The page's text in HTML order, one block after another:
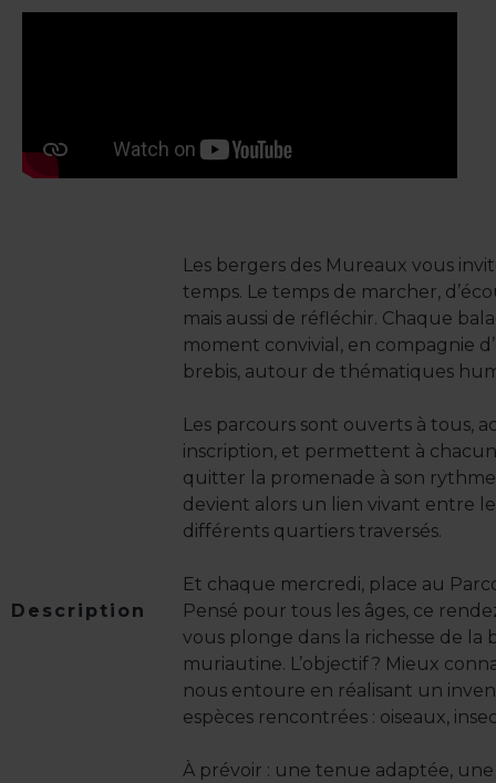
Description
Les bergers des Mureaux vous
temps. Le temps de marcher,
mais aussi de réfléchir. Chaque
moment convivial, en compagnie
brebis, autour de thématiques
Les parcours sont ouverts à tous,
inscription, et permettent à
quitter la promenade à son
devient alors un lien vivant entre
différents quartiers traversés.
Et chaque mercredi, place au
Pensé pour tous les âges, ce
vous plonge dans la richesse de la
muriautine. L’objectif ? Mieux
nous entoure en réalisant un
espèces rencontrées : oiseaux,
À prévoir : une tenue adaptée,